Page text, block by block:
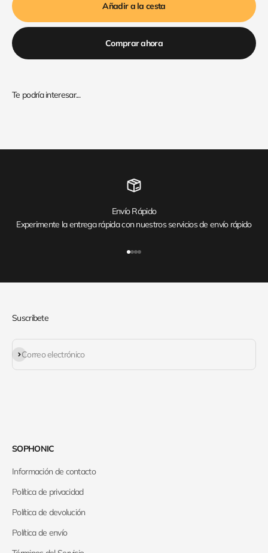
Añadir a la cesta
Comprar ahora
Envío Rápido
Experimente la entrega rápida con nuestros servicios de envío rápido
Suscribete
Correo electrónico
Suscribirse
SOPHONIC
Información de contacto
Política de privacidad
Política de devolución
Política de envío